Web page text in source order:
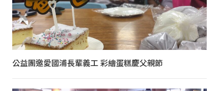
公益團邀愛國浦長輩義工 彩繪蛋糕慶父親節